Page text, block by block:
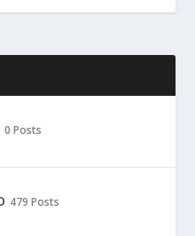
0 Posts
479 Posts